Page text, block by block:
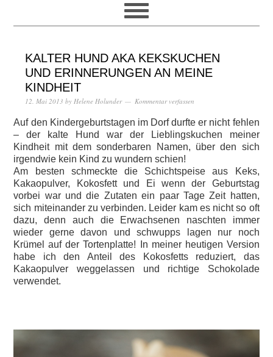
KALTER HUND AKA KEKSKUCHEN
UND ERINNERUNGEN AN MEINE
KINDHEIT
12. Mai 2013 by Helene Holunder Kommentar verfassen
Auf den Kindergeburtstagen im Dorf durfte er nicht fehlen
– der kalte Hund war der Lieblingskuchen meiner
Kindheit mit dem sonderbaren Namen, über den sich
irgendwie kein Kind zu wundern schien!
Am besten schmeckte die Schichtspeise aus Keks,
Kakaopulver, Kokosfett und Ei wenn der Geburtstag
vorbei war und die Zutaten ein paar Tage Zeit hatten,
sich miteinander zu verbinden. Leider kam es nicht so oft
dazu, denn auch die Erwachsenen naschten immer
wieder gerne davon und schwupps lagen nur noch
Krümel auf der Tortenplatte! In meiner heutigen Version
habe ich den Anteil des Kokosfetts reduziert, das
Kakaopulver weggelassen und richtige Schokolade
verwendet.